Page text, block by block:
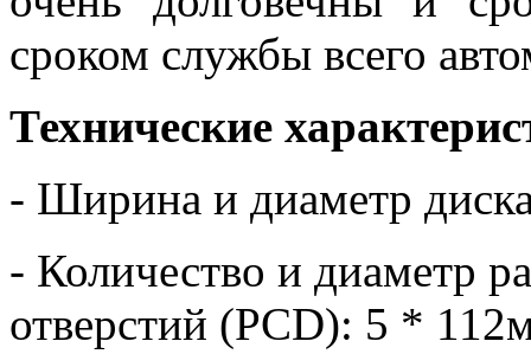
сроком службы всего
Технические
- Ширина и диаметр
- Количество и диаметр
отверстий (PCD): 5 *